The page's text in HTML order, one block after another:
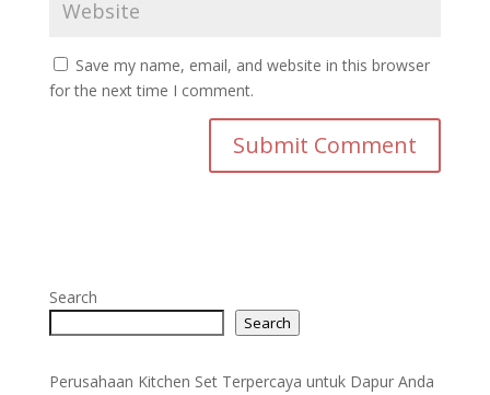
Save my name, email, and website in this browser
for the next time I comment.
Search
Search
Perusahaan Kitchen Set Terpercaya untuk Dapur Anda